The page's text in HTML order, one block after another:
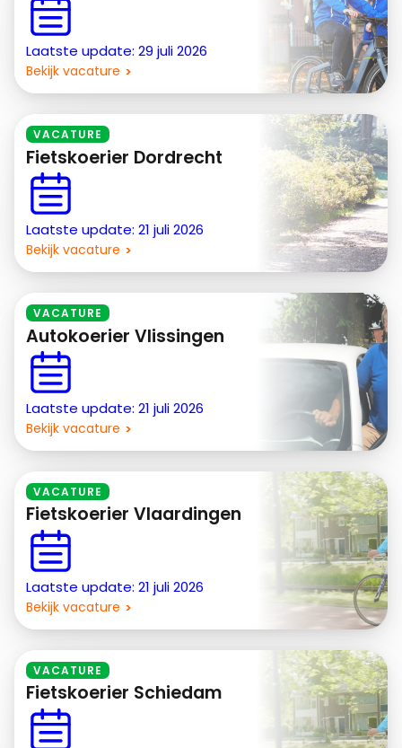
Laatste update: 29 juli 2026
Bekijk vacature
VACATURE
Fietskoerier Dordrecht
Laatste update: 21 juli 2026
Bekijk vacature
VACATURE
Autokoerier Vlissingen
Laatste update: 21 juli 2026
Bekijk vacature
VACATURE
Fietskoerier Vlaardingen
Laatste update: 21 juli 2026
Bekijk vacature
VACATURE
Fietskoerier Schiedam